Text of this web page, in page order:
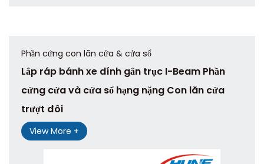
Phần cứng con lăn cửa & cửa sổ
Lắp ráp bánh xe dính gắn trục I-Beam Phần
cứng cửa và cửa sổ hạng nặng Con lăn cửa
trượt đôi
View More +